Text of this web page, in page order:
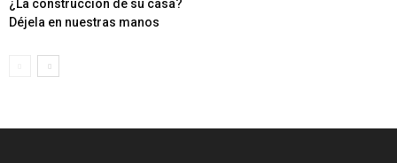
¿La construcción de su casa?
Déjela en nuestras manos